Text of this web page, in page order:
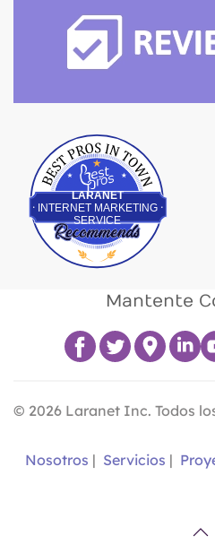
LARANET
INTERNET MARKETING
SERVICE
Best Pros In Town
Mantente
© 2026 Laranet Inc. Todos
Nosotros | Servicios |